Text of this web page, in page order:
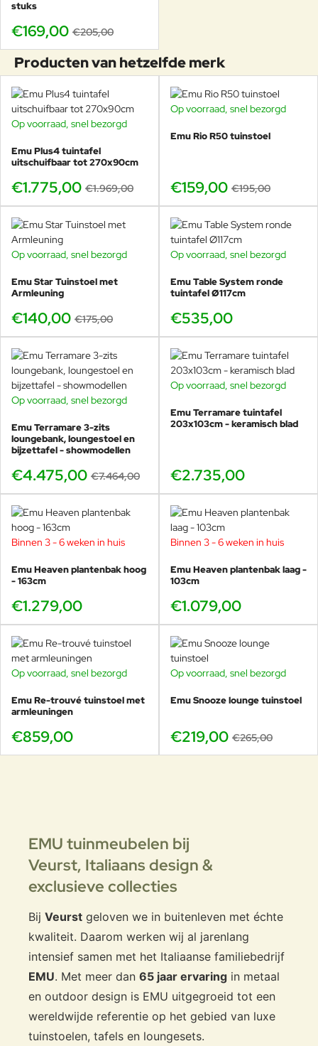
stuks
€169,00 €205,00
Producten van hetzelfde merk
-10%
Op voorraad, snel bezorgd
Emu Plus4 tuintafel
uitschuifbaar tot 270x90cm
€1.775,00 €1.969,00
-18%
Op voorraad, snel bezorgd
Emu Rio R50 tuinstoel
€159,00 €195,00
-20%
Op voorraad, snel bezorgd
Emu Star Tuinstoel met
Armleuning
€140,00 €175,00
Op voorraad, snel bezorgd
Emu Table System ronde
tuintafel Ø117cm
€535,00
BUNDELKORTING
-40%
Op voorraad, snel bezorgd
Emu Terramare 3-zits
loungebank, loungestoel en
bijzettafel - showmodellen
€4.475,00 €7.464,00
Op voorraad, snel bezorgd
Emu Terramare tuintafel
203x103cm - keramisch blad
€2.735,00
Binnen 3 - 6 weken in huis
Emu Heaven plantenbak hoog
- 163cm
€1.279,00
Binnen 3 - 6 weken in huis
Emu Heaven plantenbak laag -
103cm
€1.079,00
Op voorraad, snel bezorgd
Emu Re-trouvé tuinstoel met
armleuningen
€859,00
-17%
Op voorraad, snel bezorgd
Emu Snooze lounge tuinstoel
€219,00 €265,00
EMU tuinmeubelen bij
Veurst, Italiaans design &
exclusieve collecties
Bij Veurst geloven we in buitenleven met échte
kwaliteit. Daarom werken wij al jarenlang
intensief samen met het Italiaanse familiebedrijf
EMU. Met meer dan 65 jaar ervaring in metaal
en outdoor design is EMU uitgegroeid tot een
wereldwijde referentie op het gebied van luxe
tuinstoelen, tafels en loungesets.